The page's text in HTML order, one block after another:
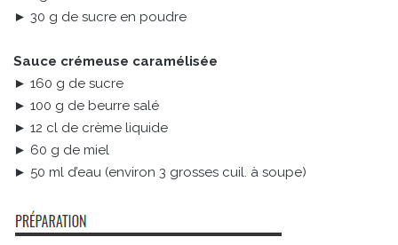
► 30 g de sucre en poudre
Sauce crémeuse caramélisée
► 160 g de sucre
► 100 g de beurre salé
► 12 cl de crème liquide
► 60 g de miel
► 50 ml d’eau (environ 3 grosses cuil. à soupe)